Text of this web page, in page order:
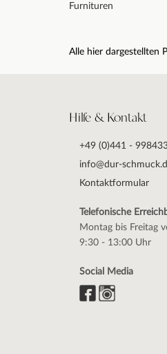
Furnituren
Alle hier dargestellten
Hilfe & Kontakt
+49 (0)441 -
info@dur-
Kontaktformular
Telefonische
Montag bis Freitag
9:30 - 13:00 Uhr
Social Media